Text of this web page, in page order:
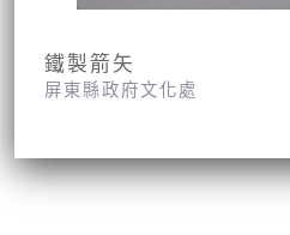
鐵製箭矢
屏東縣政府文化處